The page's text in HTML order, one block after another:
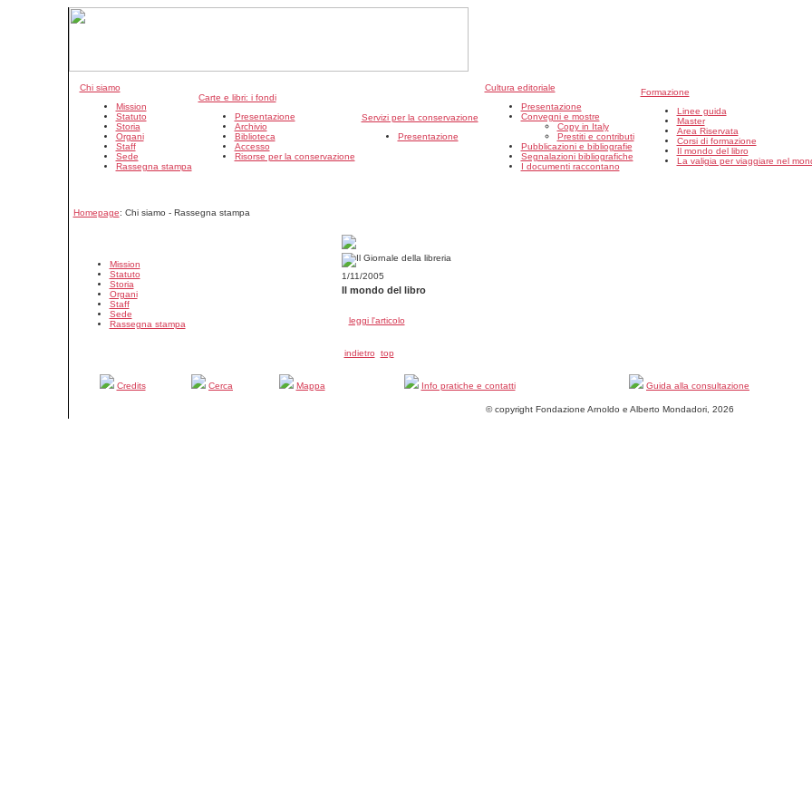
Chi siamo
Mission
Statuto
Storia
Organi
Staff
Sede
Rassegna stampa
Carte e libri: i fondi
Presentazione
Archivio
Biblioteca
Accesso
Risorse per la conservazione
Servizi per la conservazione
Presentazione
Cultura editoriale
Presentazione
Convegni e mostre
Copy in Italy
Prestiti e contributi
Pubblicazioni e bibliografie
Segnalazioni bibliografiche
I documenti raccontano
Formazione
Linee guida
Master
Area Riservata
Corsi di formazione
Il mondo del libro
La valigia per viaggiare nel
Homepage: Chi siamo - Rassegna stampa
Mission
Statuto
Storia
Organi
Staff
Sede
Rassegna stampa
1/11/2005
Il mondo del libro
leggi l'articolo
indietro top
Credits Cerca Mappa Info pratiche e contatti Guida alla consultazione
© copyright Fondazione Arnoldo e Alberto Mondadori, 2026